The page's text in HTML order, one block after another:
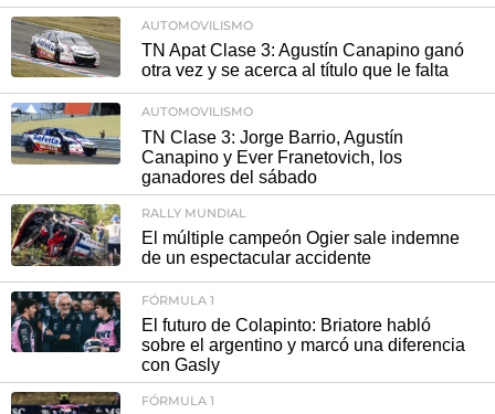
AUTOMOVILISMO
TN Apat Clase 3: Agustín Canapino ganó
otra vez y se acerca al título que le falta
AUTOMOVILISMO
TN Clase 3: Jorge Barrio, Agustín
Canapino y Ever Franetovich, los
ganadores del sábado
RALLY MUNDIAL
El múltiple campeón Ogier sale indemne
de un espectacular accidente
FÓRMULA 1
El futuro de Colapinto: Briatore habló
sobre el argentino y marcó una diferencia
con Gasly
FÓRMULA 1